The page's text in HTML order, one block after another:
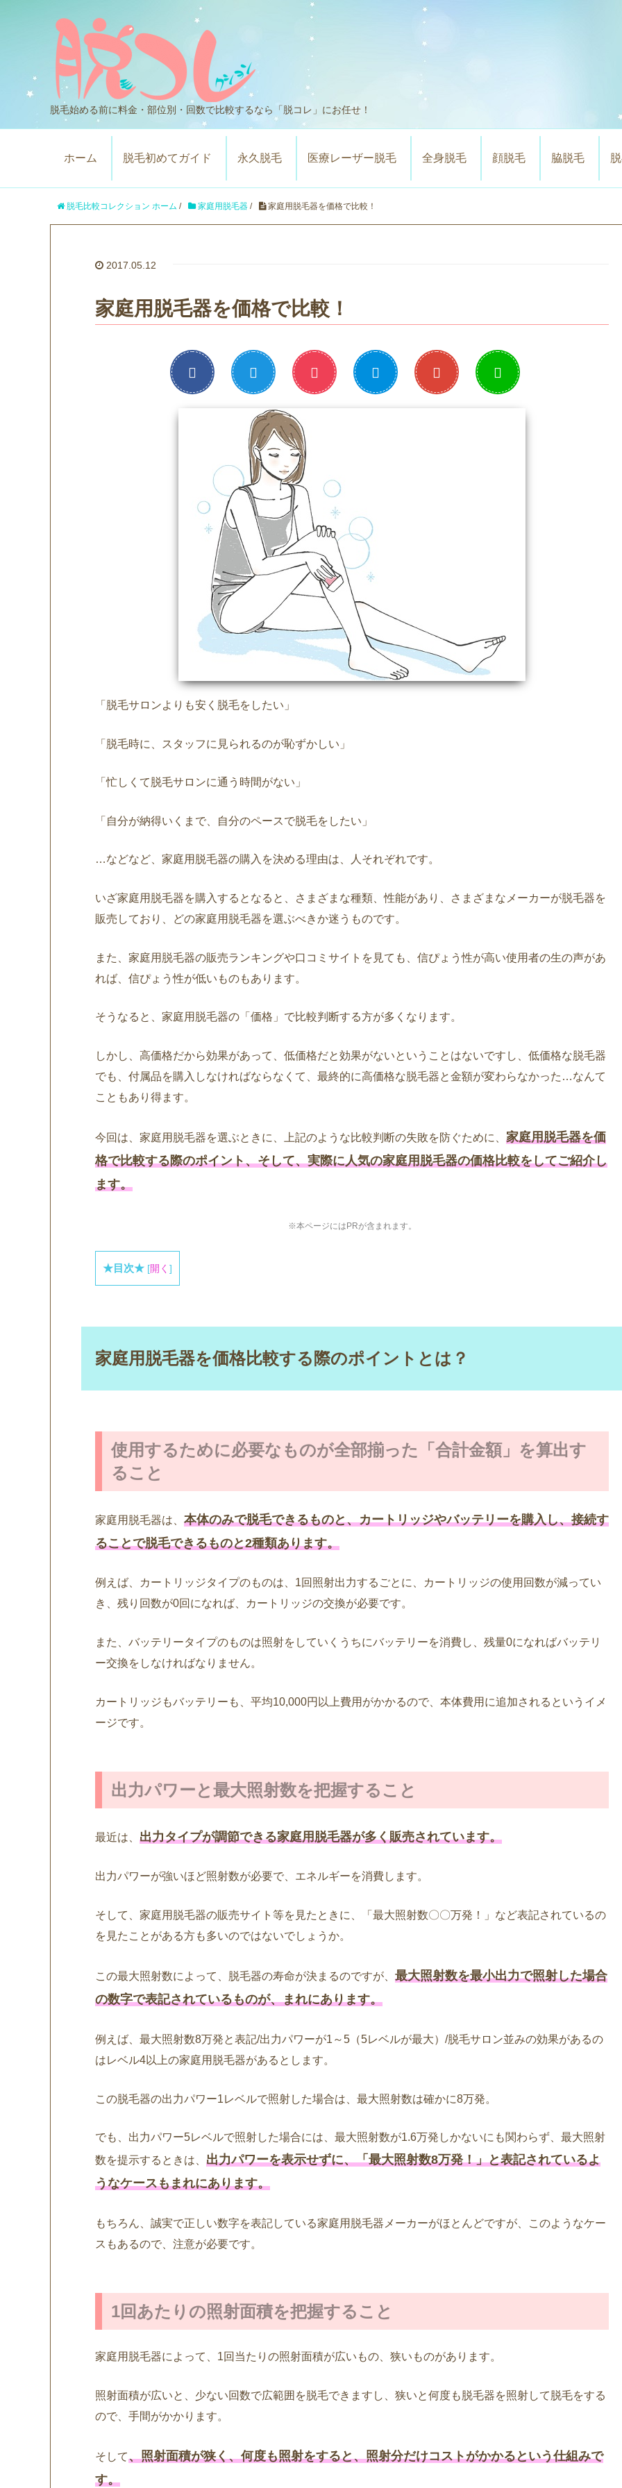
脱毛始める前に料金・部位別・回数で比較するなら「脱コレ」にお任せ！
ホーム 脱毛初めてガイド 永久脱毛 医療レーザー脱毛 全身脱毛 顔脱毛 脇脱毛
脱毛比較コレクション ホーム / 家庭用脱毛器 / 家庭用脱毛器を価格で比較！
2017.05.12
家庭用脱毛器を価格で比較！
「脱毛サロンよりも安く脱毛をしたい」
「脱毛時に、スタッフに見られるのが恥ずかしい」
「忙しくて脱毛サロンに通う時間がない」
「自分が納得いくまで、自分のペースで脱毛をしたい」
…などなど、家庭用脱毛器の購入を決める理由は、人それぞれです。
いざ家庭用脱毛器を購入するとなると、さまざまな種類、性能があり、さまざまなメーカーが脱毛器を
販売しており、どの家庭用脱毛器を選ぶべきか迷うものです。
また、家庭用脱毛器の販売ランキングや口コミサイトを見ても、信ぴょう性が高い使用者の生の声があ
れば、信ぴょう性が低いものもあります。
そうなると、家庭用脱毛器の「価格」で比較判断する方が多くなります。
しかし、高価格だから効果があって、低価格だと効果がないということはないですし、低価格な脱毛器
でも、付属品を購入しなければならなくて、最終的に高価格な脱毛器と金額が変わらなかった…なんて
こともあり得ます。
今回は、家庭用脱毛器を選ぶときに、上記のような比較判断の失敗を防ぐために、 家庭用脱毛器を価
格で比較する際のポイント、そして、実際に人気の家庭用脱毛器の価格比較をしてご紹介し
ます。
※本ページにはPRが含まれます。
★目次★ [開く ]
家庭用脱毛器を価格比較する際のポイントとは？
使用するために必要なものが全部揃った「合計金額」を算出す
ること
家庭用脱毛器は、 本体のみで脱毛できるものと、カートリッジやバッテリーを購入し、接続す
ることで脱毛できるものと2種類あります。
例えば、カートリッジタイプのものは、1回照射出力するごとに、カートリッジの使用回数が減ってい
き、残り回数が0回になれば、カートリッジの交換が必要です。
また、バッテリータイプのものは照射をしていくうちにバッテリーを消費し、残量0になればバッテリ
ー交換をしなければなりません。
カートリッジもバッテリーも、平均10,000円以上費用がかかるので、本体費用に追加されるというイメ
ージです。
出力パワーと最大照射数を把握すること
最近は、 出力タイプが調節できる家庭用脱毛器が多く販売されています。
出力パワーが強いほど照射数が必要で、エネルギーを消費します。
そして、家庭用脱毛器の販売サイト等を見たときに、「最大照射数〇〇万発！」など表記されているの
を見たことがある方も多いのではないでしょうか。
この最大照射数によって、脱毛器の寿命が決まるのですが、 最大照射数を最小出力で照射した場合
の数字で表記されているものが、まれにあります。
例えば、最大照射数8万発と表記/出力パワーが1～5（5レベルが最大）/脱毛サロン並みの効果があるの
はレベル4以上の家庭用脱毛器があるとします。
この脱毛器の出力パワー1レベルで照射した場合は、最大照射数は確かに8万発。
でも、出力パワー5レベルで照射した場合には、最大照射数が1.6万発しかないにも関わらず、最大照射
数を提示するときは、 出力パワーを表示せずに、「最大照射数8万発！」と表記されているよ
うなケースもまれにあります。
もちろん、誠実で正しい数字を表記している家庭用脱毛器メーカーがほとんどですが、このようなケー
スもあるので、注意が必要です。
1回あたりの照射面積を把握すること
家庭用脱毛器によって、1回当たりの照射面積が広いもの、狭いものがあります。
照射面積が広いと、少ない回数で広範囲を脱毛できますし、狭いと何度も脱毛器を照射して脱毛をする
ので、手間がかかります。
そして、照射面積が狭く、何度も照射をすると、照射分だけコストがかかるという仕組みで
す。